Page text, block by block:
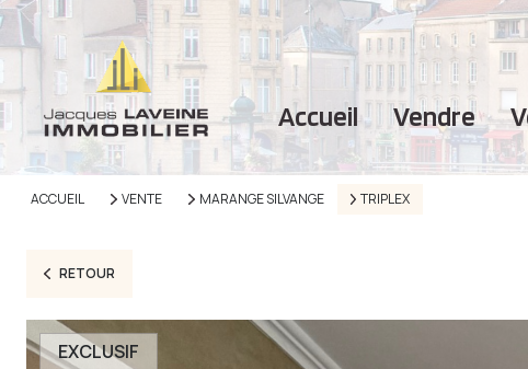
accueil vendre
ACCUEIL VENTE MARANGE SILVANGE TRIPLEX
RETOUR
EXCLUSIF